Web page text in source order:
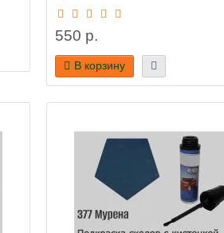
550 р.
В корзину